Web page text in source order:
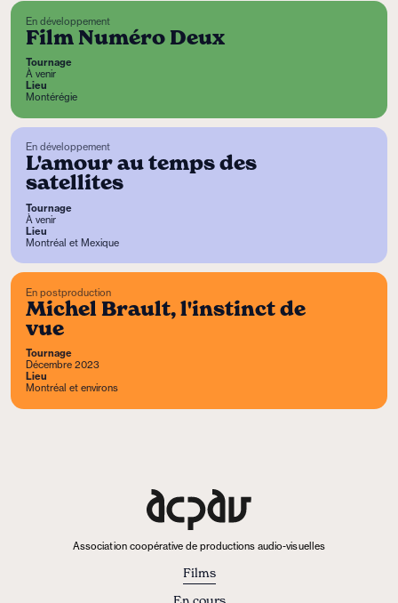
En développement
Film Numéro Deux
Tournage
À venir
Lieu
Montérégie
En développement
L'amour au temps des
satellites
Tournage
À venir
Lieu
Montréal et Mexique
En postproduction
Michel Brault, l'instinct de
vue
Tournage
Décembre 2023
Lieu
Montréal et environs
Association coopérative de productions audio-visuelles
Films